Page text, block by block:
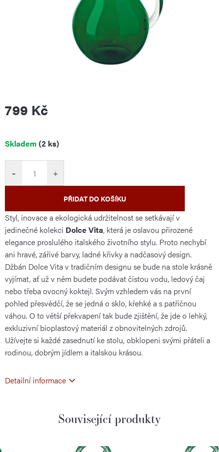
799 Kč
Měrná
Skladem (2 ks)
+
−
PŘIDAT DO KOŠÍKU
Styl, inovace a ekologická udržitelnost se setkávají v
jedinečné kolekci Dolce Vita, která je oslavou přirozené
elegance proslulého italského životního stylu. Proto nechybí
ani hravé, zářivé barvy, ladné křivky a nadčasový design.
Džbán Dolce Vita v tradičním designu se bude na stole krásně
vyjímat, ať už v něm budete podávat čistou vodu, ledový čaj
nebo třeba ovocný koktejl. Svým vzhledem vás na první
pohled přesvědčí, že se jedná o sklo, křehké a s patřičnou
váhou. O to větší překvapení tak bude zjištění, že jde o lehký,
exkluzivní bioplastový materiál z obnovitelných zdrojů.
Užívejte si každé zasednutí ke stolu, obklopeni svými přáteli a
rodinou, dobrým jídlem a italskou krásou.
Detailní informace
Související produkty